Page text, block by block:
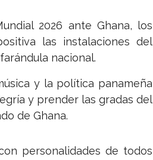
2026 ante Ghana, los
las instalaciones del
nacional.
y la política panameña
y prender las gradas del
de Ghana.
personalidades de todos